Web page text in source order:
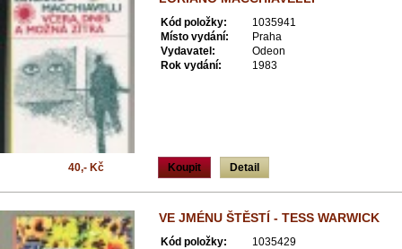
Kód položky:
1035941
Místo vydání:
Praha
Vydavatel:
Odeon
Rok vydání:
1983
Koupit Detail
40,- Kč
VE JMÉNU ŠTĚSTÍ - TESS WARWICK
Kód položky:
1035429